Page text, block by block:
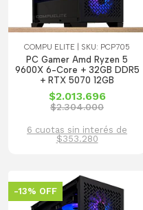
COMPU ELITE | SKU: PCP705
PC Gamer Amd Ryzen 5
9600X 6-Core + 32GB DDR5
+ RTX 5070 12GB
$2.013.696
$2.304.000
6 cuotas sin interés de
$353.280
-13% OFF